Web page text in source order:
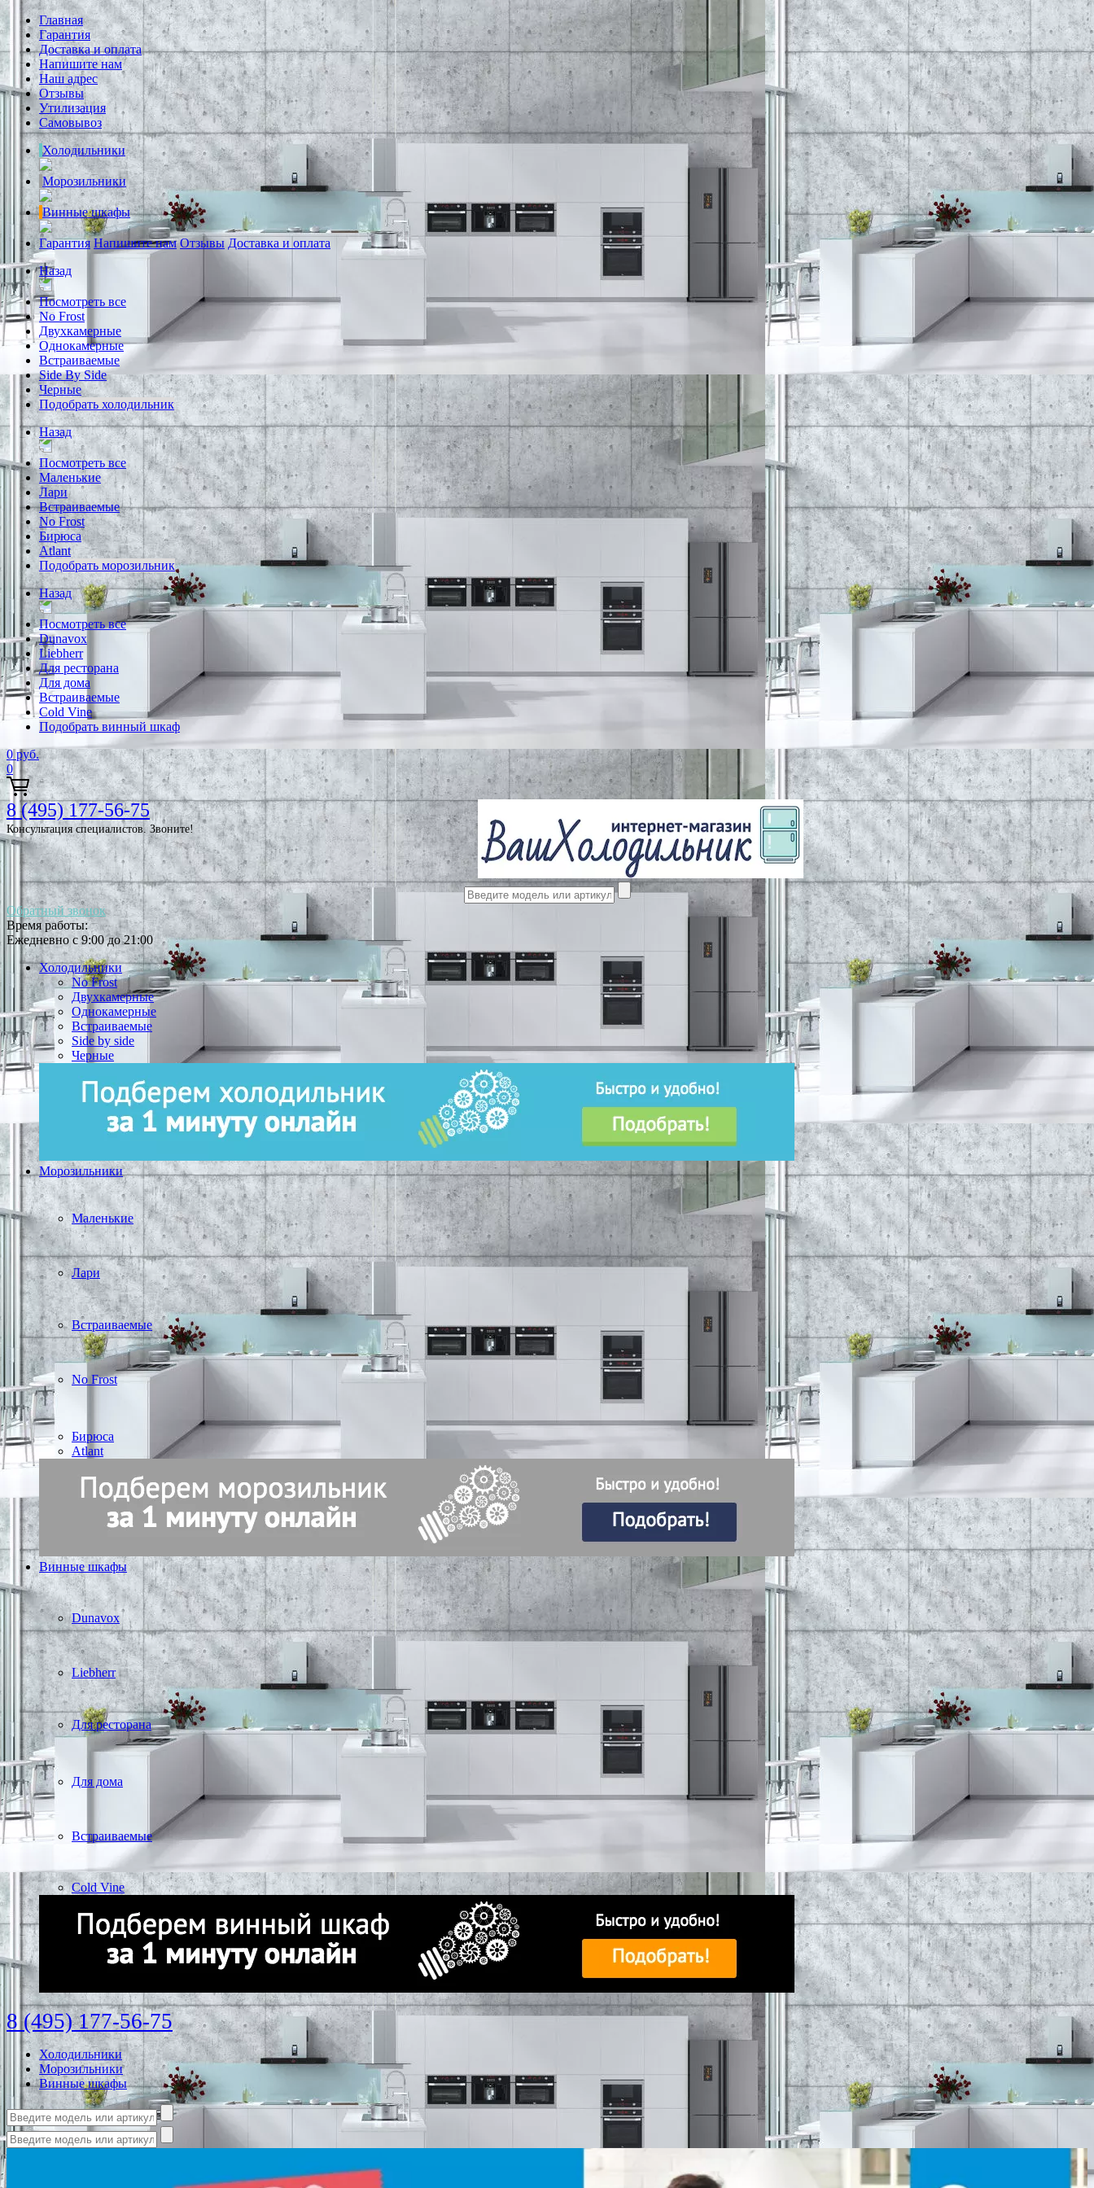
Главная
Гарантия
Доставка и оплата
Напишите нам
Наш адрес
Отзывы
Утилизация
Самовывоз
Холодильники
Морозильники
Винные шкафы
Гарантия Напишите нам Отзывы Доставка и оплата
Назад
Посмотреть все
No Frost
Двухкамерные
Однокамерные
Встраиваемые
Side By Side
Черные
Подобрать холодильник
Назад
Посмотреть все
Маленькие
Лари
Встраиваемые
No Frost
Бирюса
Atlant
Подобрать морозильник
Назад
Посмотреть все
Dunavox
Liebherr
Для ресторана
Для дома
Встраиваемые
Cold Vine
Подобрать винный шкаф
0 руб.
0
8 (495) 177-56-75
Консультация специалистов. Звоните!
Обратный звонок
Время работы:
Ежедневно с 9:00 до 21:00
Холодильники
No Frost
Двухкамерные
Однокамерные
Встраиваемые
Side by side
Черные
Морозильники
Маленькие
Лари
Встраиваемые
No Frost
Бирюса
Atlant
Винные шкафы
Dunavox
Liebherr
Для ресторана
Для дома
Встраиваемые
Cold Vine
8 (495) 177-56-75
Холодильники
Морозильники
Винные шкафы